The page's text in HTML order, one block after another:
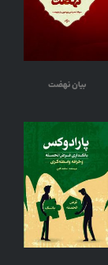
بیان نهضت